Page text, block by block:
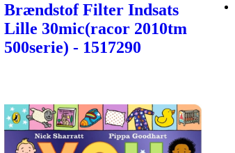
Brændstof Filter Indsats
Lille 30mic(racor 2010tm
500serie) - 1517290